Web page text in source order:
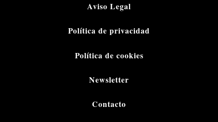
Aviso Legal
Política de privacidad
Política de cookies
Newsletter
Contacto